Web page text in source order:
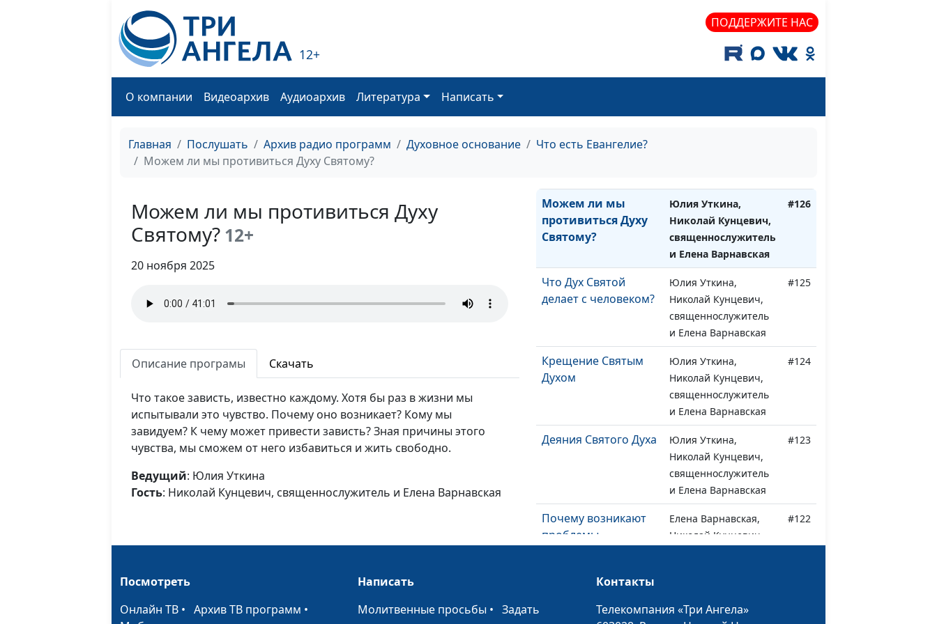
12+
ПОДДЕРЖИТЕ НАС
О компании Видеоархив Аудиоархив Литература Написать
Главная Послушать Архив радио программ Духовное основание
Что есть Евангелие?
Можем ли мы противиться Духу Святому?
Можем ли мы противиться Духу
Святому? 12+
20 ноября 2025
Описание програмы Скачать
Что такое зависть, известно каждому. Хотя бы раз в жизни мы
испытывали это чувство. Почему оно возникает? Кому мы
завидуем? К чему может привести зависть? Зная причины этого
чувства, мы сможем от него избавиться и жить свободно.
Ведущий: Юлия Уткина
Гость: Николай Кунцевич, священнослужитель и Елена Варнавская
и Елена Варнавская
исцелении
Юлия Уткина,
Николай Кунцевич,
священнослужитель
#128
Божьи?
Можем ли мы
противиться Духу
Святому?
Юлия Уткина,
Николай Кунцевич,
священнослужитель
и Елена Варнавская
#126
Что Дух Святой
делает с человеком?
Юлия Уткина,
Николай Кунцевич,
священнослужитель
и Елена Варнавская
#125
Крещение Святым
Духом
Юлия Уткина,
Николай Кунцевич,
священнослужитель
и Елена Варнавская
#124
Деяния Святого Духа
Юлия Уткина,
Николай Кунцевич,
священнослужитель
и Елена Варнавская
#123
Почему возникают
проблемы
Елена Варнавская,
Николай Кунцевич,
#122
Евангелие просто
Николай Кунцевич,
Посмотреть
Онлайн ТВ • Архив ТВ программ •
Написать
Молитвенные просьбы •Задать
Контакты
Телекомпания «Три Ангела»